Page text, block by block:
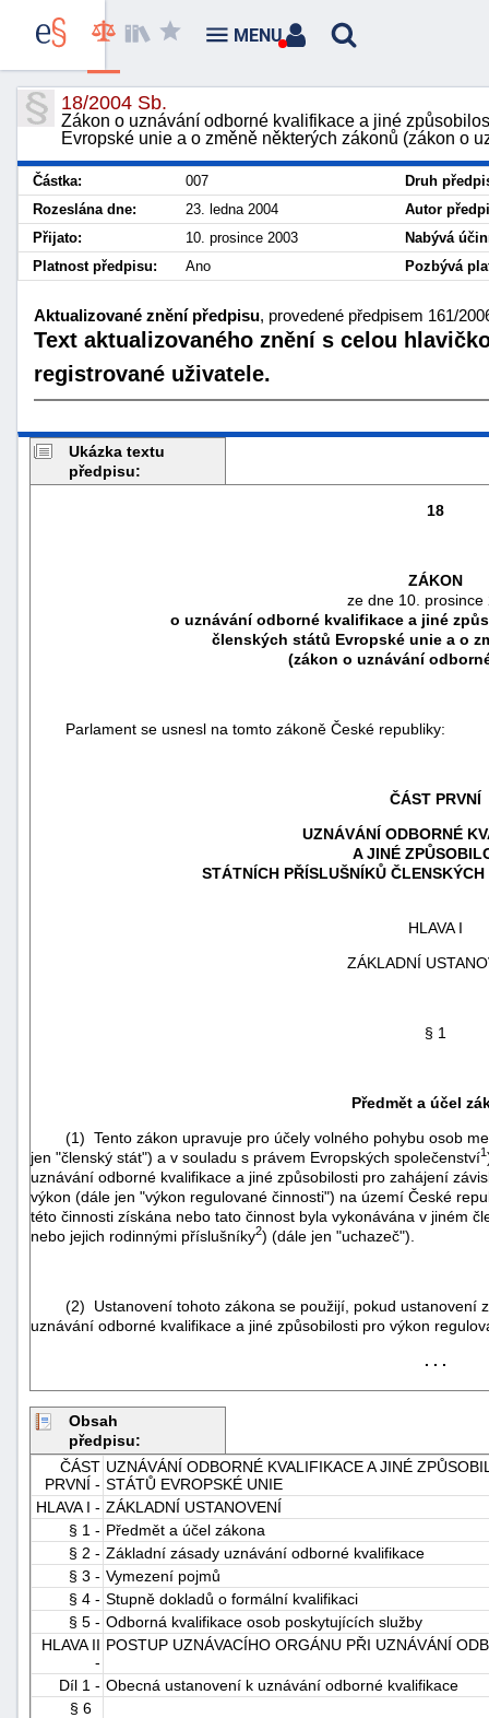
18/2004 Sb.
Zákon o uznávání odborné kvalifikace a jiné
Evropské unie a o změně některých zákonů (zákon o
Částka: 007
Druh
Rozeslána dne:
23. ledna 2004
Autor
Přijato:
10. prosince 2003
Nabývá
Platnost předpisu:
Ano Pozbývá
Aktualizované znění předpisu, provedené předpisem 161/
Text aktualizovaného znění s celou
registrované uživatele.
Ukázka textu
předpisu:
18
ZÁKON
ze dne 10. prosince
o uznávání odborné kvalifikace a jiné
členských států Evropské unie a o
(zákon o uznávání
Parlament se usnesl na tomto zákoně České republiky:
ČÁST PRVNÍ
UZNÁVÁNÍ ODBORNÉ
A JINÉ
STÁTNÍCH PŘÍSLUŠNÍKŮ
HLAVA I
ZÁKLADNÍ
§ 1
Předmět a účel
(1) Tento zákon upravuje pro účely volného pohybu osob
jen "členský stát") a v souladu s právem Evropských společenství1
uznávání odborné kvalifikace a jiné způsobilosti pro zahájení
výkon (dále jen "výkon regulované činnosti") na území České
této činnosti získána nebo tato činnost byla vykonávána v jiném
nebo jejich rodinnými příslušníky2) (dále jen "uchazeč").
(2) Ustanovení tohoto zákona se použijí, pokud ustanovení
uznávání odborné kvalifikace a jiné způsobilosti pro výkon
. . .
Obsah
předpisu:
ČÁST
PRVNÍ -
UZNÁVÁNÍ ODBORNÉ KVALIFIKACE A JINÉ
STÁTŮ EVROPSKÉ UNIE
HLAVA I - ZÁKLADNÍ USTANOVENÍ
§ 1 - Předmět a účel zákona
§ 2 - Základní zásady uznávání odborné kvalifikace
§ 3 - Vymezení pojmů
§ 4 - Stupně dokladů o formální kvalifikaci
§ 5 - Odborná kvalifikace osob poskytujících služby
HLAVA II
-
POSTUP UZNÁVACÍHO ORGÁNU PŘI UZNÁVÁNÍ
Díl 1 - Obecná ustanovení k uznávání odborné kvalifikace
§ 6
MENU
náhrady
škody
-
náhrady